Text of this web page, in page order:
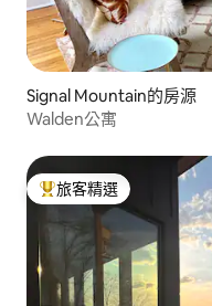
Signal Mountain的房源
Walden公寓
旅客精選榜首
旅客精選